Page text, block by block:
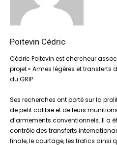
Poitevin Cédric
Cédric Poitevin est chercheur
projet « Armes légères et transferts
du GRIP.
Ses recherches ont porté sur la
de petit calibre et de leurs
d’armements conventionnels. Il a
contrôle des transferts
finale, le courtage, les trafics ainsi